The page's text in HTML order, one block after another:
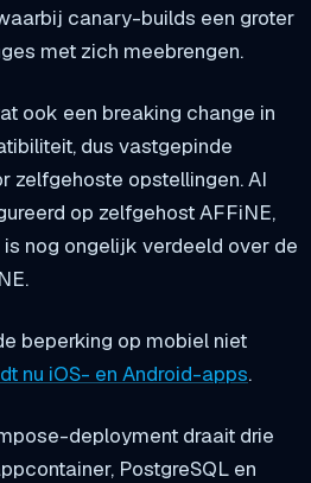
canary-builds een groter
met zich meebrengen.
ook een breaking change in
dus vastgepinde
zelfgehoste opstellingen. AI
op zelfgehost AFFiNE,
nog ongelijk verdeeld over de
beperking op mobiel niet
nu iOS- en Android-apps.
deployment draait drie
PostgreSQL en